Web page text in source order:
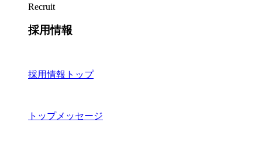
Recruit
採用情報
採用情報トップ
トップメッセージ